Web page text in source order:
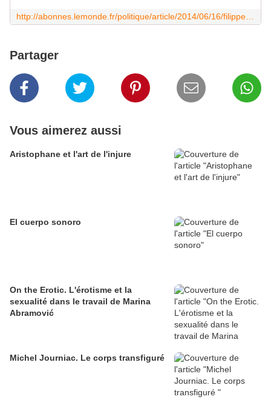
Partager
Vous aimerez aussi
Aristophane et l'art de l'injure
El cuerpo sonoro
On the Erotic. L'érotisme et la
sexualité dans le travail de Marina
Abramović
Michel Journiac. Le corps transfiguré